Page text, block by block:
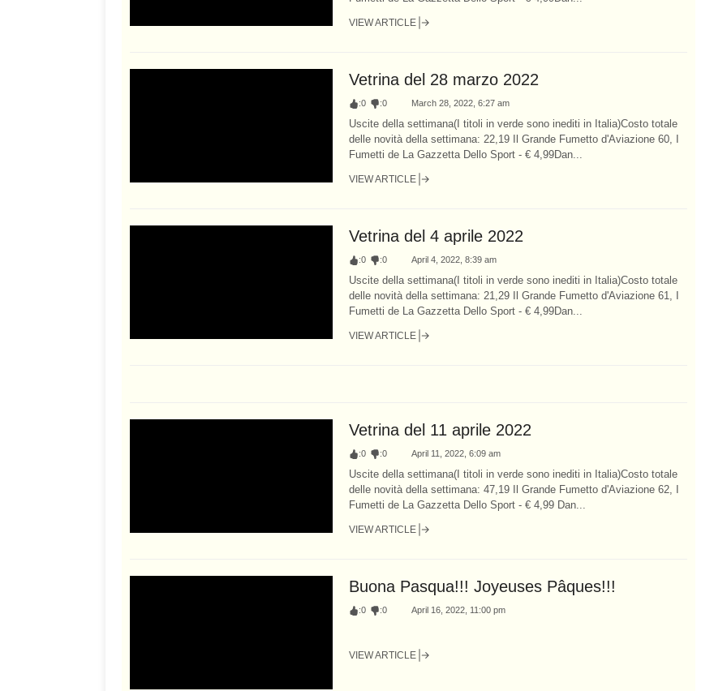
VIEW ARTICLE
Vetrina del 28 marzo 2022
:0 :0 March 28, 2022, 6:27 am
Uscite della settimana(I titoli in verde sono inediti in Italia)Costo totale
delle novità della settimana: 22,19 Il Grande Fumetto d'Aviazione 60, I
Fumetti de La Gazzetta Dello Sport - € 4,99Dan...
VIEW ARTICLE
Vetrina del 4 aprile 2022
:0 :0 April 4, 2022, 8:39 am
Uscite della settimana(I titoli in verde sono inediti in Italia)Costo totale
delle novità della settimana: 21,29 Il Grande Fumetto d'Aviazione 61, I
Fumetti de La Gazzetta Dello Sport - € 4,99Dan...
VIEW ARTICLE
Vetrina del 11 aprile 2022
:0 :0 April 11, 2022, 6:09 am
Uscite della settimana(I titoli in verde sono inediti in Italia)Costo totale
delle novità della settimana: 47,19 Il Grande Fumetto d'Aviazione 62, I
Fumetti de La Gazzetta Dello Sport - € 4,99 Dan...
VIEW ARTICLE
Buona Pasqua!!! Joyeuses Pâques!!!
:0 :0 April 16, 2022, 11:00 pm
VIEW ARTICLE